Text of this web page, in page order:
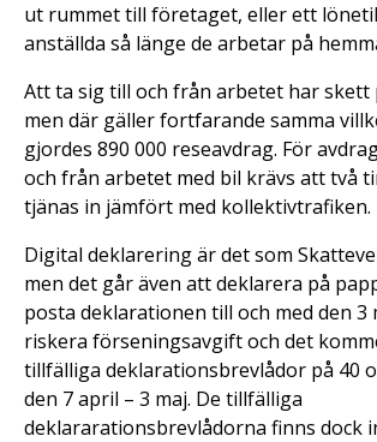
ut rummet till företaget, eller ett
anställda så länge de arbetar på
Att ta sig till och från arbetet har skett
men där gäller fortfarande samma
gjordes 890 000 reseavdrag. För
och från arbetet med bil krävs att två
tjänas in jämfört med kollektivtrafiken.
Digital deklarering är det som
men det går även att deklarera på
posta deklarationen till och med den 3
riskera förseningsavgift och det
tillfälliga deklarationsbrevlådor på 40
den 7 april – 3 maj. De tillfälliga
deklararationsbrevlådorna finns dock